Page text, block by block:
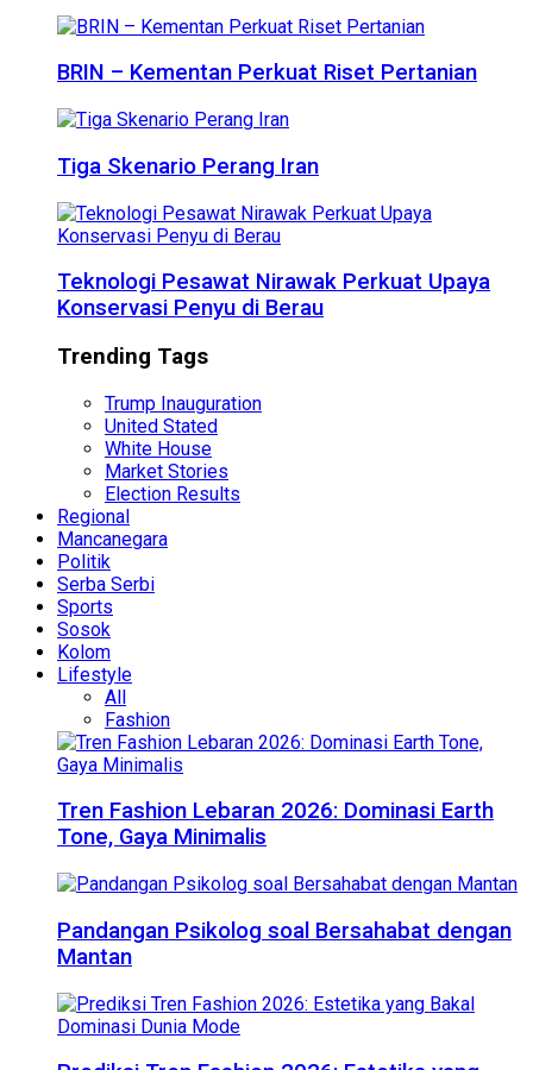
BRIN – Kementan Perkuat Riset Pertanian
Tiga Skenario Perang Iran
Teknologi Pesawat Nirawak Perkuat Upaya
Konservasi Penyu di Berau
Trending Tags
Trump Inauguration
United Stated
White House
Market Stories
Election Results
Regional
Mancanegara
Politik
Serba Serbi
Sports
Sosok
Kolom
Lifestyle
All
Fashion
Tren Fashion Lebaran 2026: Dominasi Earth
Tone, Gaya Minimalis
Pandangan Psikolog soal Bersahabat dengan
Mantan